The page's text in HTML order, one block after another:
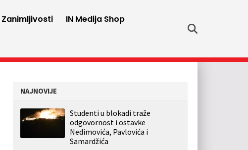
Zanimljivosti
IN Medija Shop
NAJNOVIJE
Studenti u blokadi traže
odgovornost i ostavke
Nedimovića, Pavlovića i
Samardžića